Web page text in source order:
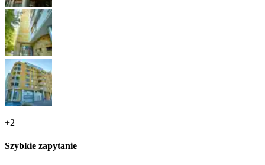
+2
Szybkie zapytanie